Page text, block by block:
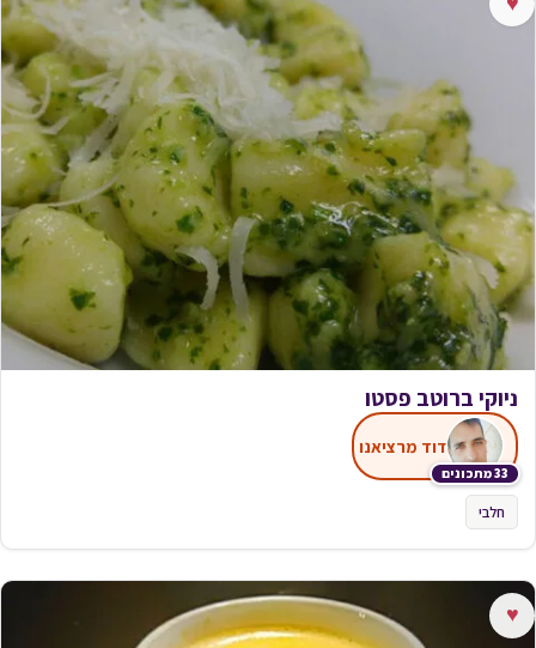
ניוקי ברוטב פסטו
33 מתכונים
דוד מרציאנו
חלבי
♥